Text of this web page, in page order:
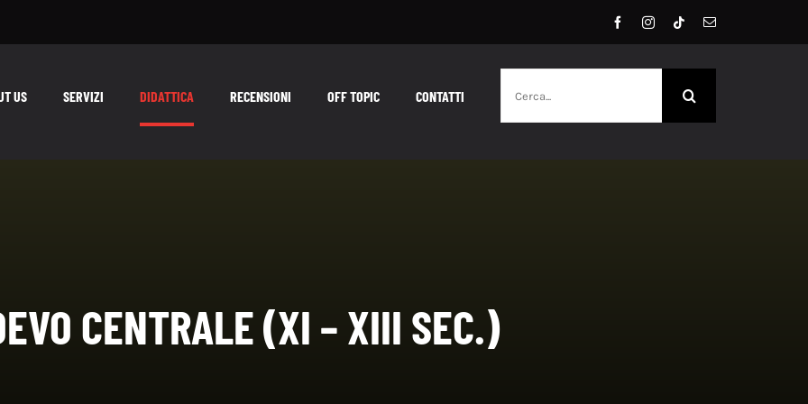
US SERVIZI DIDATTICA RECENSIONI OFF TOPIC CONTATTI
per:
CENTRALE (XI – XIII SEC.)